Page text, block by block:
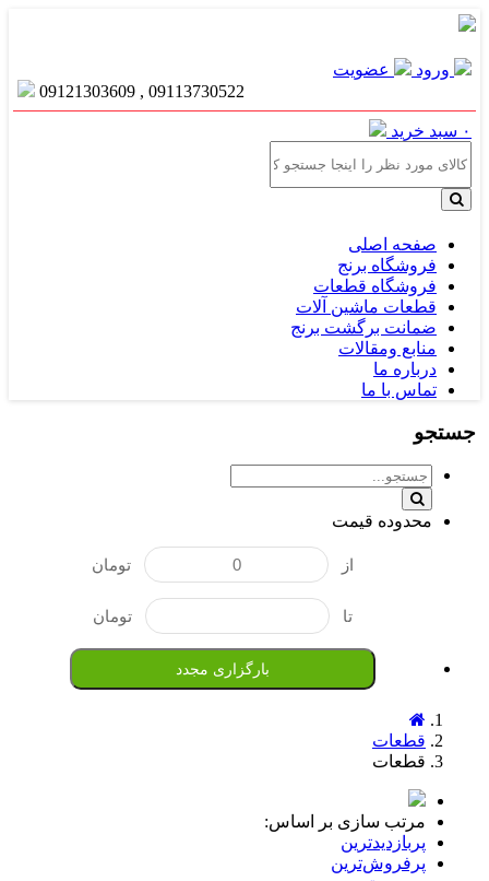
ورود
عضویت
09113730522 , 09121303609
۰ سبد خرید
صفحه اصلی
فروشگاه برنج
فروشگاه قطعات
قطعات ماشین آلات
ضمانت برگشت برنج
منابع ومقالات
درباره ما
تماس با ما
جستجو
محدوده قیمت
از تومان
تا تومان
بارگزاری مجدد
قطعات
قطعات
مرتب سازی بر اساس:
پربازدیدترین
پرفروش‌ترین‌